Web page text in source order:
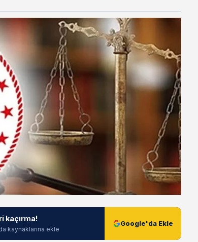
kaçırma!
kaynaklarına ekle
Google'da Ekle